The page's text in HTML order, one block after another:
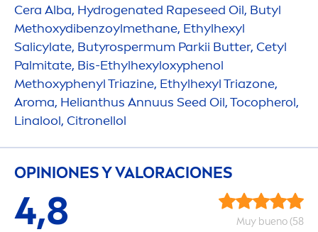
Cera Alba, Hydrogenated Rapeseed Oil, Butyl
Methoxydibenzoylmethane, Ethylhexyl
Salicylate, Butyrospermum Parkii Butter, Cetyl
Palmitate, Bis-Ethylhexyloxyphenol
Methoxyphenyl Triazine, Ethylhexyl Triazone,
Aroma, Helianthus Annuus Seed Oil, Tocopherol,
Linalool, Citronellol
OPINIONES Y VALORACIONES
4,8
Muy bueno (58